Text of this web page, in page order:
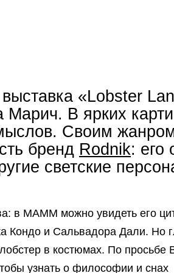
«Lobster
В ярких
Своим
бренд Rodnik: его
светские
в МАММ можно увидеть его
Кондо и Сальвадора Дали. Но
в костюмах. По просьбе
узнать о философии и снах